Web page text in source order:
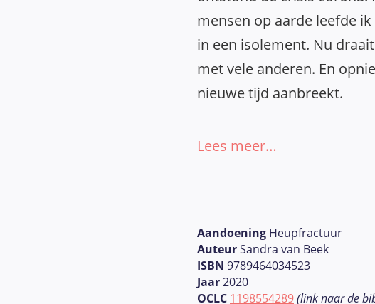
mensen op aarde leefde
in een isolement. Nu
met vele anderen. En
nieuwe tijd aanbreekt.
Lees meer…
Aandoening Heupfractuur
AuteurSandra van Beek
ISBN 9789464034523
Jaar2020
OCLC 1198554289(link naar de